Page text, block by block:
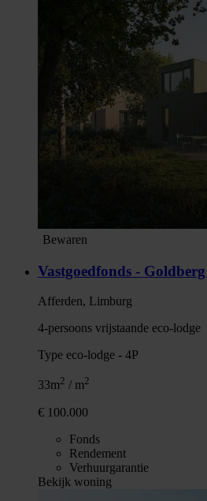
Bewaren
Vastgoedfonds -
Afferden, Limburg
4-persoons vrijstaande eco-lodge
Type eco-lodge - 4P
33m2 / m2
€ 100.000
Fonds
Rendement
Verhuurgarantie
Bekijk woning